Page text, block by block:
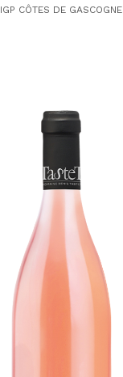
IGP CÔTES DE GASCOGNE